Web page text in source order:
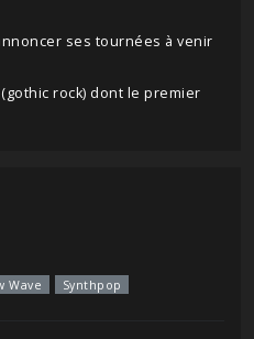
ses tournées à venir
(gothic rock) dont le premier
Wave Synthpop